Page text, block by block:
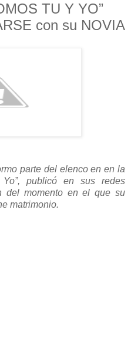
TU Y YO”
con su NOVIA
parte del elenco en en la
publicó en sus redes
del momento en el que su
matrimonio.